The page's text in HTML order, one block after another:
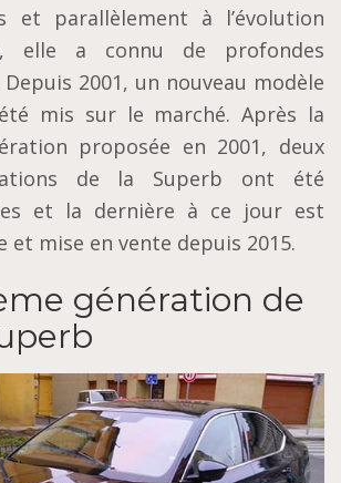
et parallèlement à l’évolution
elle a connu de profondes
2001, un nouveau modèle
mis sur le marché. Après la
proposée en 2001, deux
de la Superb ont été
et la dernière à ce jour est
et mise en vente depuis 2015.
génération de